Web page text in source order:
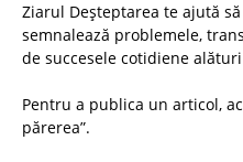
Ziarul Deșteptarea te ajută
semnalează problemele,
de succesele cotidiene
Pentru a publica un articol,
părerea”.